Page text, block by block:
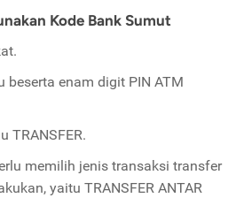
Kode Bank Sumut
beserta enam digit PIN ATM
TRANSFER.
memilih jenis transaksi transfer
yaitu TRANSFER ANTAR